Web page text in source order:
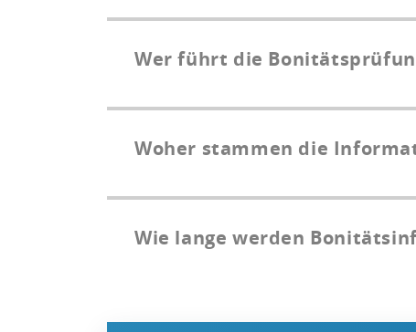
Wer führt die
Woher stammen die
Wie lange werden